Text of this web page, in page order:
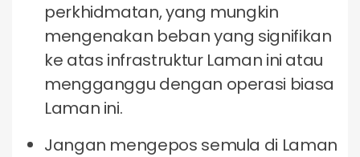
perkhidmatan, yang mungkin
mengenakan beban yang signifikan
ke atas infrastruktur Laman ini atau
mengganggu dengan operasi biasa
Laman ini.
Jangan mengepos semula di Laman